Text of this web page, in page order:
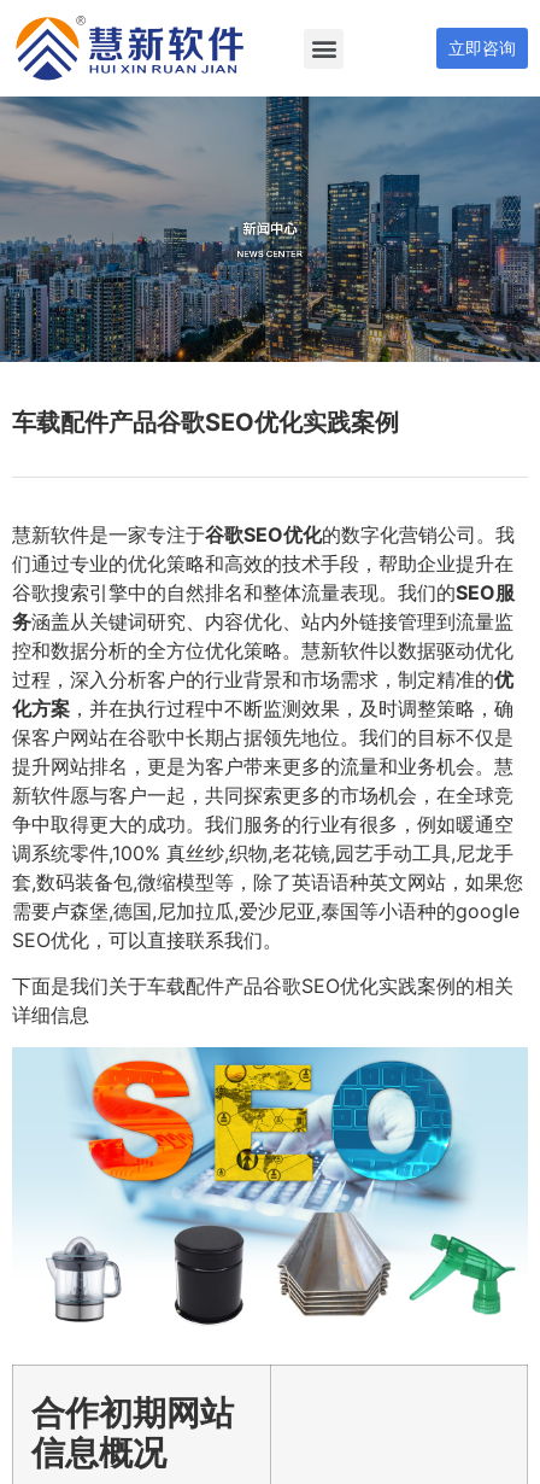
立即咨询
车载配件产品谷歌SEO优化实践案例
慧新软件是一家专注于谷歌SEO优化的数字化营销公司。我
们通过专业的优化策略和高效的技术手段，帮助企业提升在
谷歌搜索引擎中的自然排名和整体流量表现。我们的SEO服
务涵盖从关键词研究、内容优化、站内外链接管理到流量监
控和数据分析的全方位优化策略。慧新软件以数据驱动优化
过程，深入分析客户的行业背景和市场需求，制定精准的优
化方案 ，并在执行过程中不断监测效果，及时调整策略，确
保客户网站在谷歌中长期占据领先地位。我们的目标不仅是
提升网站排名，更是为客户带来更多的流量和业务机会。慧
新软件愿与客户一起，共同探索更多的市场机会，在全球竞
争中取得更大的成功。我们服务的行业有很多，例如暖通空
调系统零件,100% 真丝纱,织物,老花镜,园艺手动工具,尼龙手
套,数码装备包,微缩模型等，除了英语语种英文网站，如果您
需要卢森堡,德国,尼加拉瓜,爱沙尼亚,泰国等小语种的google
SEO优化，可以直接联系我们。
下面是我们关于车载配件产品谷歌SEO优化实践案例的相关
详细信息
合作初期网站
信息概况